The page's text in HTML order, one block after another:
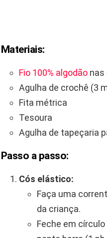
Materiais:
Fio 100% algodão nas
Agulha de crochê (3
Fita métrica
Tesoura
Agulha de tapeçaria
Passo a passo:
Cós elástico:
Faça uma
da criança.
Feche em